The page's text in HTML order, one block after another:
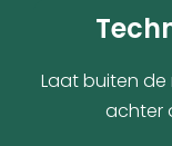
Laat buiten
achter